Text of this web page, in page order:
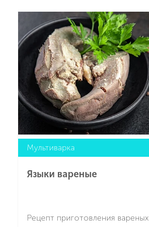
Мультиварка
Языки вареные
Рецепт приготовления вареных